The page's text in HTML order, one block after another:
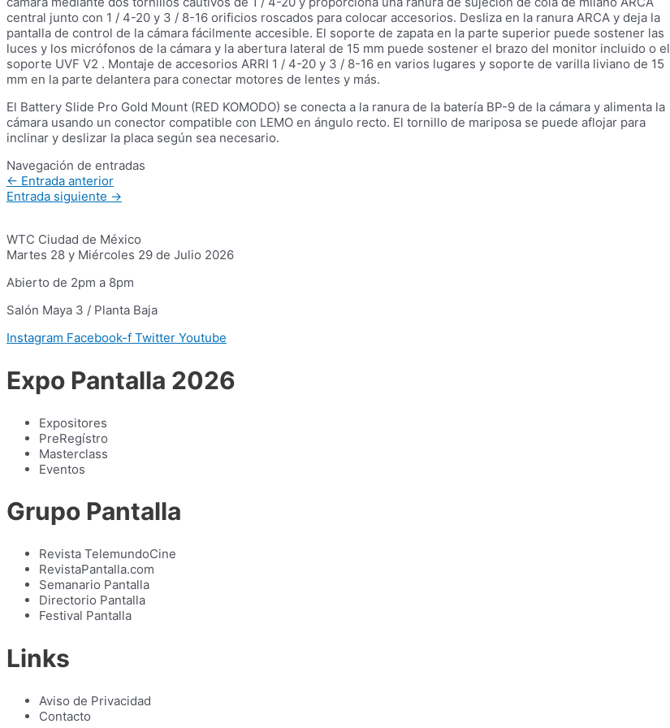
central junto con 1 / 4-20 y 3 / 8-16 orificios roscados para colocar accesorios. Desliza en la ranura ARCA y deja la
pantalla de control de la cámara fácilmente accesible. El soporte de zapata en la parte superior puede sostener las
luces y los micrófonos de la cámara y la abertura lateral de 15 mm puede sostener el brazo del monitor incluido o el
soporte UVF V2 . Montaje de accesorios ARRI 1 / 4-20 y 3 / 8-16 en varios lugares y soporte de varilla liviano de 15
mm en la parte delantera para conectar motores de lentes y más.
El Battery Slide Pro Gold Mount (RED KOMODO) se conecta a la ranura de la batería BP-9 de la cámara y alimenta la
cámara usando un conector compatible con LEMO en ángulo recto. El tornillo de mariposa se puede aflojar para
inclinar y deslizar la placa según sea necesario.
Navegación de entradas
← Entrada anterior
Entrada siguiente →
WTC Ciudad de México
Martes 28 y Miércoles 29 de Julio 2026
Abierto de 2pm a 8pm
Salón Maya 3 / Planta Baja
Instagram Facebook-f Twitter Youtube
Expo Pantalla 2026
Expositores
PreRegístro
Masterclass
Eventos
Grupo Pantalla
Revista TelemundoCine
RevistaPantalla.com
Semanario Pantalla
Directorio Pantalla
Festival Pantalla
Links
Aviso de Privacidad
Contacto